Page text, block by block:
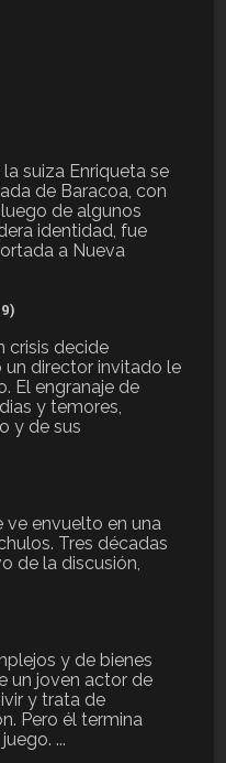
suiza Enriqueta se
de Baracoa, con
de algunos
identidad, fue
a Nueva
crisis decide
director invitado le
El engranaje de
y temores,
y de sus
ve envuelto en una
Tres décadas
de la discusión,
y de bienes
un joven actor de
y trata de
Pero él termina
...